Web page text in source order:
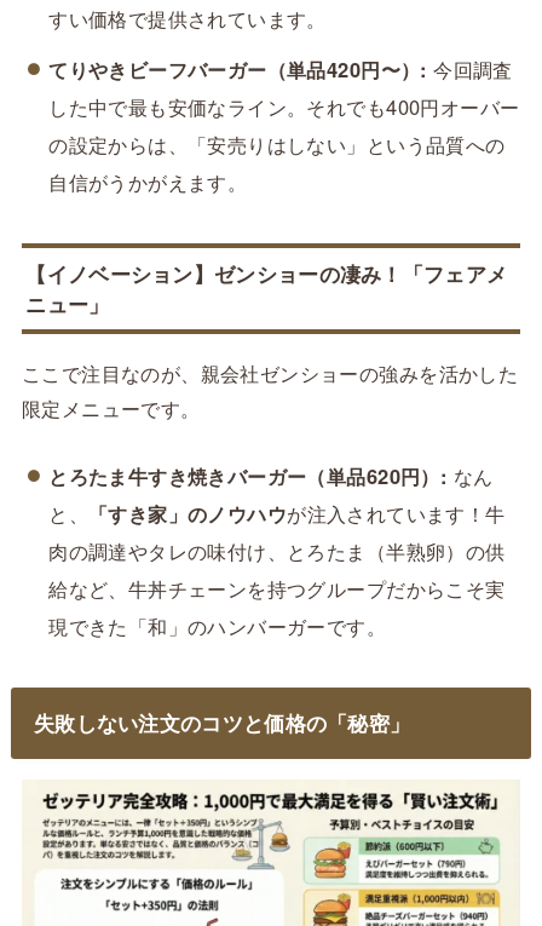
すい価格で提供されています。
てりやきビーフバーガー（単品420円〜）: 今回調査
した中で最も安価なライン。それでも400円オーバー
の設定からは、「安売りはしない」という品質への
自信がうかがえます。
【イノベーション】ゼンショーの凄み！「フェアメ
ニュー」
ここで注目なのが、親会社ゼンショーの強みを活かした
限定メニューです。
とろたま牛すき焼きバーガー（単品620円）: なん
と、
「すき家」のノウハウが注入されています！牛
肉の調達やタレの味付け、とろたま（半熟卵）の供
給など、牛丼チェーンを持つグループだからこそ実
現できた「和」のハンバーガーです。
失敗しない注文のコツと価格の「秘密」